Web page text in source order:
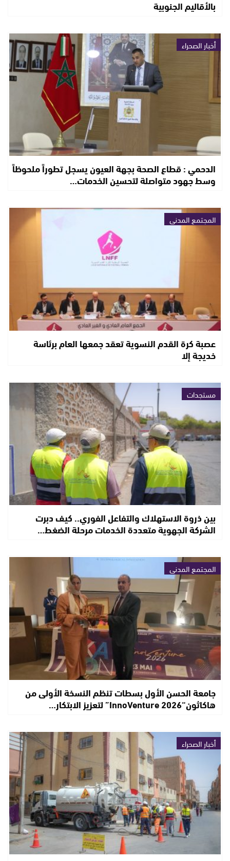
بالأقاليم الجنوبية
أخبار الصحراء
الدحمي : قطاع الصحة بجهة العيون يسجل تطوراً ملحوظاً
وسط جهود متواصلة لتحسين الخدمات…
المجتمع المدني
عصبة كرة القدم النسوية تعقد جمعها العام برئاسة
خديجة إلا
مستجدات
بين ذروة الاستهلاك والتفاعل الفوري.. كيف دبرت
الشركة الجهوية متعددة الخدمات مرحلة الضغط…
المجتمع المدني
جامعة الحسن الأول بسطات تنظم النسخة الأولى من
هاكاثون“InnoVenture 2026” لتعزيز الابتكار…
أخبار الصحراء